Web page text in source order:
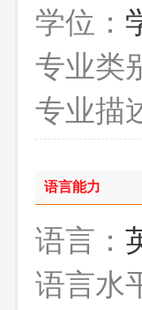
学位：
专业类
专业描
语言能力
语言：
语言水